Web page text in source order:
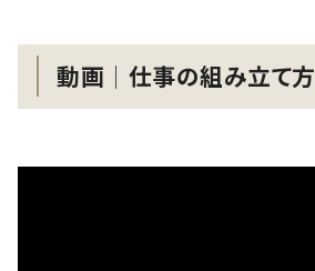
動画│仕事の組み立て方